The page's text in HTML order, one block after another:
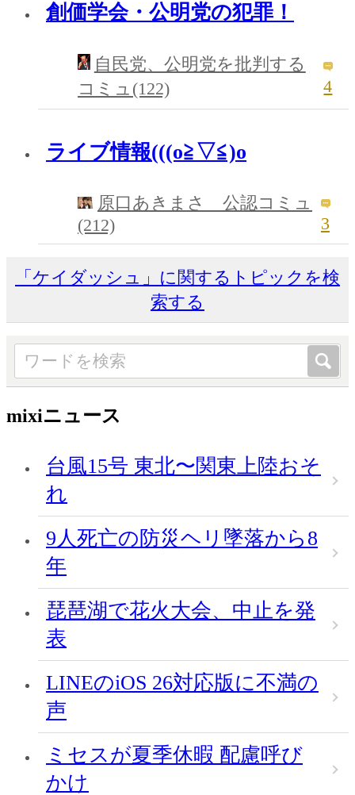
創価学会・公明党の犯罪！
自民党、公明党を批判する
コミュ(122)
4
ライブ情報(((o≧▽≦)o
原口あきまさ 公認コミュ
(212)
3
「ケイダッシュ」に関するトピックを検
索する
mixiニュース
台風15号 東北〜関東上陸おそ
れ
9人死亡の防災ヘリ墜落から8
年
琵琶湖で花火大会、中止を発
表
LINEのiOS 26対応版に不満の
声
ミセスが夏季休暇 配慮呼び
かけ